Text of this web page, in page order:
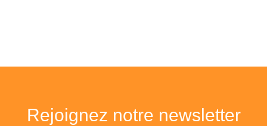
Rejoignez notre newsletter